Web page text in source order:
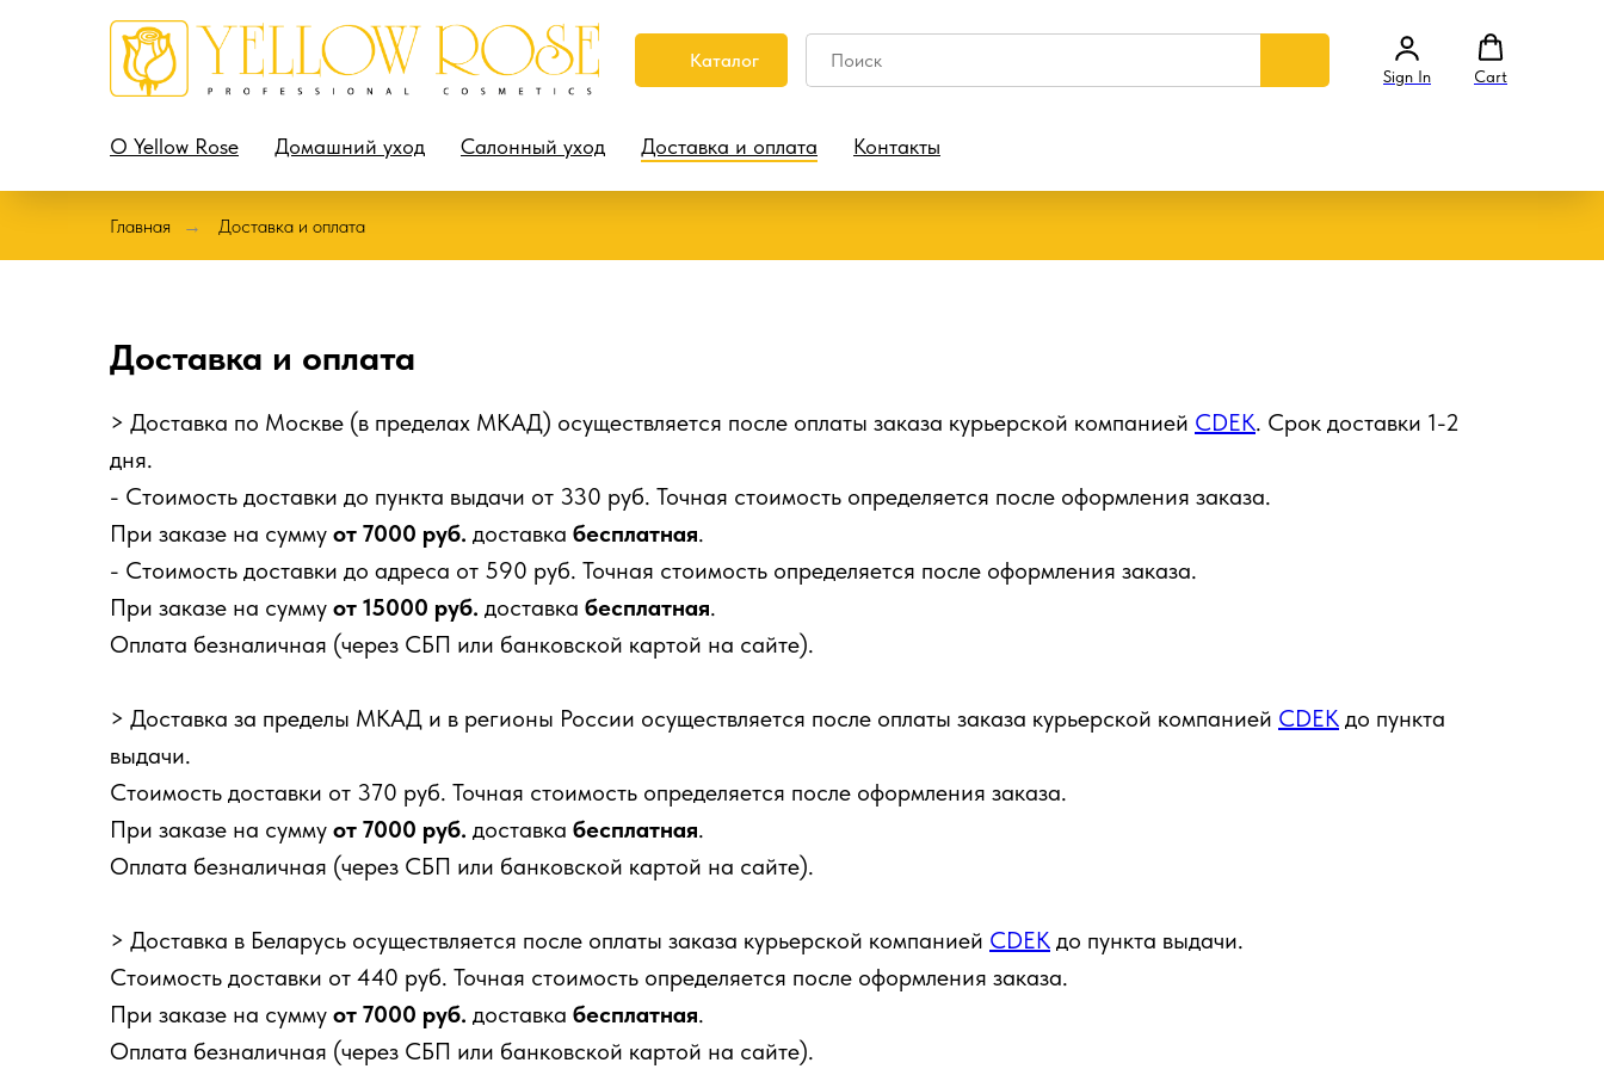
Каталог
Sign In Cart
О Yellow Rose Домашний уход Салонный уход Доставка и оплата Контакты
Главная → Доставка и оплата
Доставка и оплата
> Доставка по Москве (в пределах МКАД) осуществляется после оплаты заказа курьерской компанией CDEK. Срок доставки 1-2
дня.
- Стоимость доставки до пункта выдачи от 330 руб. Точная стоимость определяется после оформления заказа.
При заказе на сумму от 7000 руб. доставка бесплатная.
- Стоимость доставки до адреса от 590 руб. Точная стоимость определяется после оформления заказа.
При заказе на сумму от 15000 руб. доставка бесплатная.
Оплата безналичная (через СБП или банковской картой на сайте).
> Доставка за пределы МКАД и в регионы России осуществляется после оплаты заказа курьерской компанией CDEK до пункта
выдачи.
Стоимость доставки от 370 руб. Точная стоимость определяется после оформления заказа.
При заказе на сумму от 7000 руб. доставка бесплатная.
Оплата безналичная (через СБП или банковской картой на сайте).
> Доставка в Беларусь осуществляется после оплаты заказа курьерской компанией CDEK до пункта выдачи.
Стоимость доставки от 440 руб. Точная стоимость определяется после оформления заказа.
При заказе на сумму от 7000 руб. доставка бесплатная.
Оплата безналичная (через СБП или банковской картой на сайте).